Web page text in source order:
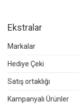
Ekstralar
Markalar
Hediye Çeki
Satış ortaklığı
Kampanyalı Ürünler